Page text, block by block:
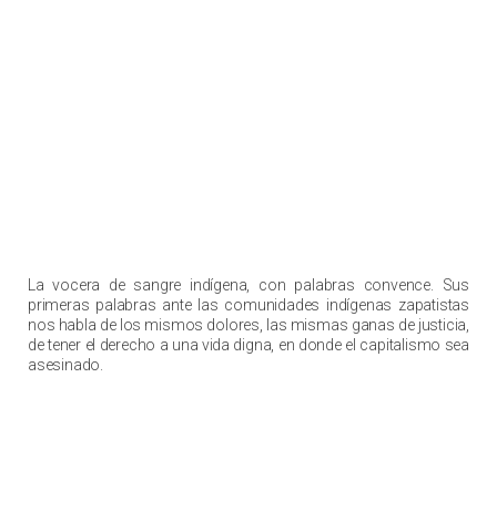
La vocera de sangre indígena, con palabras convence. Sus
primeras palabras ante las comunidades indígenas zapatistas
nos habla de los mismos dolores, las mismas ganas de justicia,
de tener el derecho a una vida digna, en donde el capitalismo sea
asesinado.